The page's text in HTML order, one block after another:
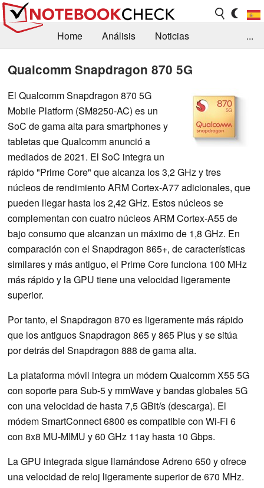
Home Análisis
Noticias
Contacto
...
Qualcomm Snapdragon 870 5G
El Qualcomm Snapdragon 870 5G
Mobile Platform (SM8250-AC) es un
SoC de gama alta para smartphones y
tabletas que Qualcomm anunció a
mediados de 2021. El SoC integra un
rápido "Prime Core" que alcanza los 3,2 GHz y tres
núcleos de rendimiento ARM Cortex-A77 adicionales, que
pueden llegar hasta los 2,42 GHz. Estos núcleos se
complementan con cuatro núcleos ARM Cortex-A55 de
bajo consumo que alcanzan un máximo de 1,8 GHz. En
comparación con el Snapdragon 865+, de características
similares y más antiguo, el Prime Core funciona 100 MHz
más rápido y la GPU tiene una velocidad ligeramente
superior.
Por tanto, el Snapdragon 870 es ligeramente más rápido
que los antiguos Snapdragon 865 y 865 Plus y se sitúa
por detrás del Snapdragon 888 de gama alta.
La plataforma móvil integra un módem Qualcomm X55 5G
con soporte para Sub-5 y mmWave y bandas globales 5G
con una velocidad de hasta 7,5 GBit/s (descarga). El
módem SmartConnect 6800 es compatible con Wi-Fi 6
con 8x8 MU-MIMU y 60 GHz 11ay hasta 10 Gbps.
La GPU integrada sigue llamándose Adreno 650 y ofrece
una velocidad de reloj ligeramente superior de 670 MHz.